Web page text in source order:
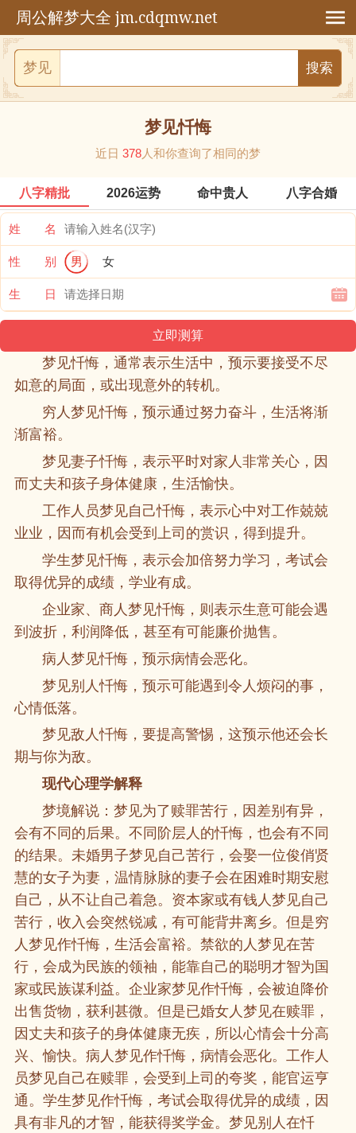
周公解梦大全 jm.cdqmw.net
梦见
梦见忏悔
近日 378人和你查询了相同的梦
八字精批 2026运势 命中贵人 八字合婚
姓 名
性 别 男 女
生 日
梦见忏悔，通常表示生活中，预示要接受不尽
如意的局面，或出现意外的转机。
穷人梦见忏悔，预示通过努力奋斗，生活将渐
渐富裕。
梦见妻子忏悔，表示平时对家人非常关心，因
而丈夫和孩子身体健康，生活愉快。
工作人员梦见自己忏悔，表示心中对工作兢兢
业业，因而有机会受到上司的赏识，得到提升。
学生梦见忏悔，表示会加倍努力学习，考试会
取得优异的成绩，学业有成。
企业家、商人梦见忏悔，则表示生意可能会遇
到波折，利润降低，甚至有可能廉价抛售。
病人梦见忏悔，预示病情会恶化。
梦见别人忏悔，预示可能遇到令人烦闷的事，
心情低落。
梦见敌人忏悔，要提高警惕，这预示他还会长
期与你为敌。
现代心理学解释
梦境解说：梦见为了赎罪苦行，因差别有异，
会有不同的后果。不同阶层人的忏悔，也会有不同
的结果。未婚男子梦见自己苦行，会娶一位俊俏贤
慧的女子为妻，温情脉脉的妻子会在困难时期安慰
自己，从不让自己着急。资本家或有钱人梦见自己
苦行，收入会突然锐减，有可能背井离乡。但是穷
人梦见作忏悔，生活会富裕。禁欲的人梦见在苦
行，会成为民族的领袖，能靠自己的聪明才智为国
家或民族谋利益。企业家梦见作忏悔，会被迫降价
出售货物，获利甚微。但是已婚女人梦见在赎罪，
因丈夫和孩子的身体健康无疾，所以心情会十分高
兴、愉快。病人梦见作忏悔，病情会恶化。工作人
员梦见自己在赎罪，会受到上司的夸奖，能官运亨
通。学生梦见作忏悔，考试会取得优异的成绩，因
具有非凡的才智，能获得奖学金。梦见别人在忏